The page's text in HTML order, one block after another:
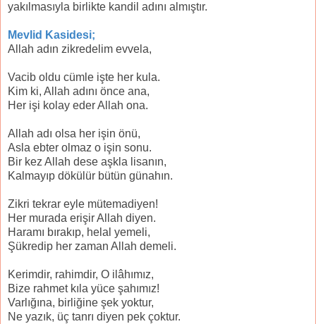
yakılmasıyla birlikte kandil adını almıştır.
Mevlid Kasidesi;
Allah adın zikredelim evvela,
Vacib oldu cümle işte her kula.
Kim ki, Allah adını önce ana,
Her işi kolay eder Allah ona.
Allah adı olsa her işin önü,
Asla ebter olmaz o işin sonu.
Bir kez Allah dese aşkla lisanın,
Kalmayıp dökülür bütün günahın.
Zikri tekrar eyle mütemadiyen!
Her murada erişir Allah diyen.
Haramı bırakıp, helal yemeli,
Şükredip her zaman Allah demeli.
Kerimdir, rahimdir, O ilâhımız,
Bize rahmet kıla yüce şahımız!
Varlığına, birliğine şek yoktur,
Ne yazık, üç tanrı diyen pek çoktur.